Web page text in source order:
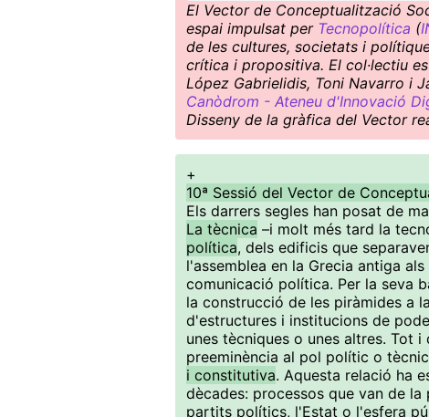
El Vector de Conceptualització
espai impulsat per Tecnopolítica (
de les cultures, societats i
crítica i propositiva. El col·lectiu
López Gabrielidis, Toni Navarro i
Canòdrom - Ateneu d'Innovació
Disseny de la gràfica del Vector
+
10ª Sessió del Vector de
Els darrers segles han posat de
La tècnica –i molt més tard la
política, dels edificis que
l'assemblea en la Grecia antiga
comunicació política. Per la seva
la construcció de les piràmides a
d'estructures i institucions de
unes tècniques o unes altres. Tot
preeminència al pol polític o
i constitutiva. Aquesta relació ha
dècades: processos que van de
partits polítics, l'Estat o l'esfera